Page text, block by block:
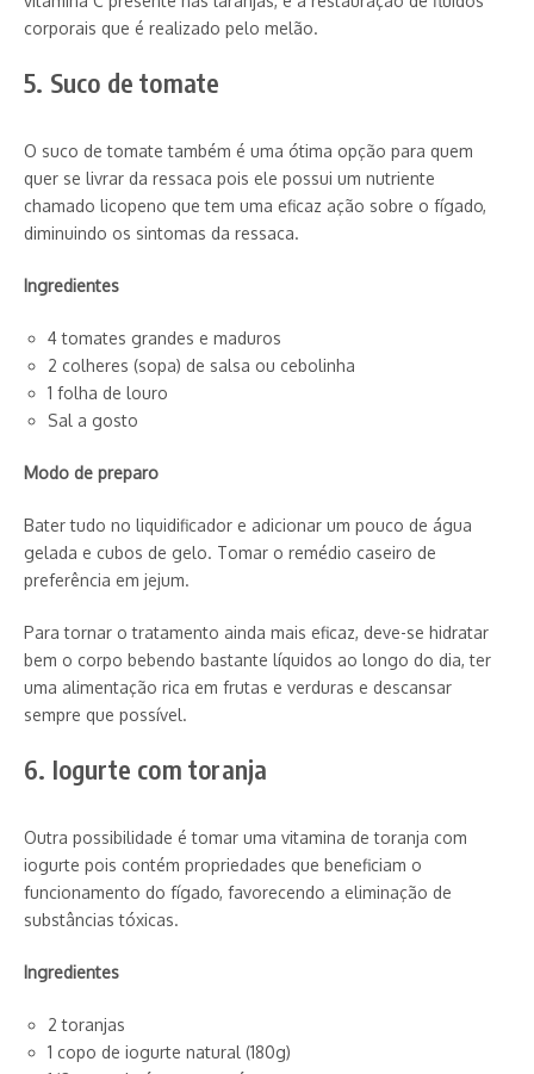
corporais que é realizado pelo melão.
5. Suco de tomate
O suco de tomate também é uma ótima opção para quem
quer se livrar da ressaca pois ele possui um nutriente
chamado licopeno que tem uma eficaz ação sobre o fígado,
diminuindo os sintomas da ressaca.
Ingredientes
4 tomates grandes e maduros
2 colheres (sopa) de salsa ou cebolinha
1 folha de louro
Sal a gosto
Modo de preparo
Bater tudo no liquidificador e adicionar um pouco de água
gelada e cubos de gelo. Tomar o remédio caseiro de
preferência em jejum.
Para tornar o tratamento ainda mais eficaz, deve-se hidratar
bem o corpo bebendo bastante líquidos ao longo do dia, ter
uma alimentação rica em frutas e verduras e descansar
sempre que possível.
6. Iogurte com toranja
Outra possibilidade é tomar uma vitamina de toranja com
iogurte pois contém propriedades que beneficiam o
funcionamento do fígado, favorecendo a eliminação de
substâncias tóxicas.
Ingredientes
2 toranjas
1 copo de iogurte natural (180g)